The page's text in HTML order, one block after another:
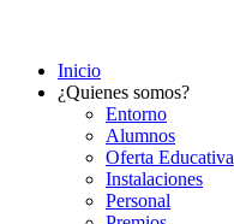
Inicio
¿Quienes somos?
Entorno
Alumnos
Oferta Educativa
Instalaciones
Personal